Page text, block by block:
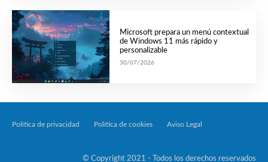
Microsoft prepara un menú contextual
de Windows 11 más rápido y
personalizable
30/07/2026
Política de privacidad Política de cookies Aviso Legal
© Copyright 2021 - Todos los derechos reservados